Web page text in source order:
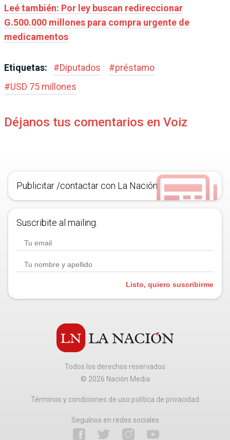
Leé también: Por ley buscan redireccionar
G.500.000 millones para compra urgente de
medicamentos
Etiquetas: #Diputados #préstamo
#USD 75 millones
Déjanos tus comentarios en Voiz
Publicitar /contactar con La Nación
Suscribite al mailing.
Listo, quiero suscribirme
Todos los derechos reservados
© 2026 Nación Media
Términos y condiciones de uso política de privacidad
Seguínos en redes sociales